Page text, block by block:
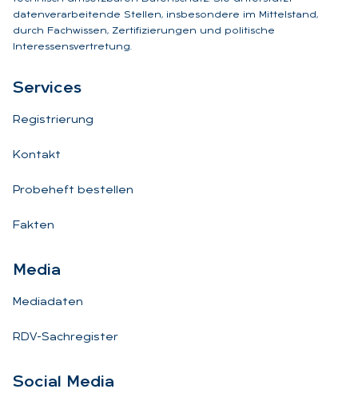
datenverarbeitende Stellen, insbesondere im Mittelstand,
durch Fachwissen, Zertifizierungen und politische
Interessensvertretung.
Ser­vices
Registrierung
Kontakt
Probeheft bestellen
Fakten
Me­dia
Mediadaten
RDV-Sachregister
So­ci­al Me­dia